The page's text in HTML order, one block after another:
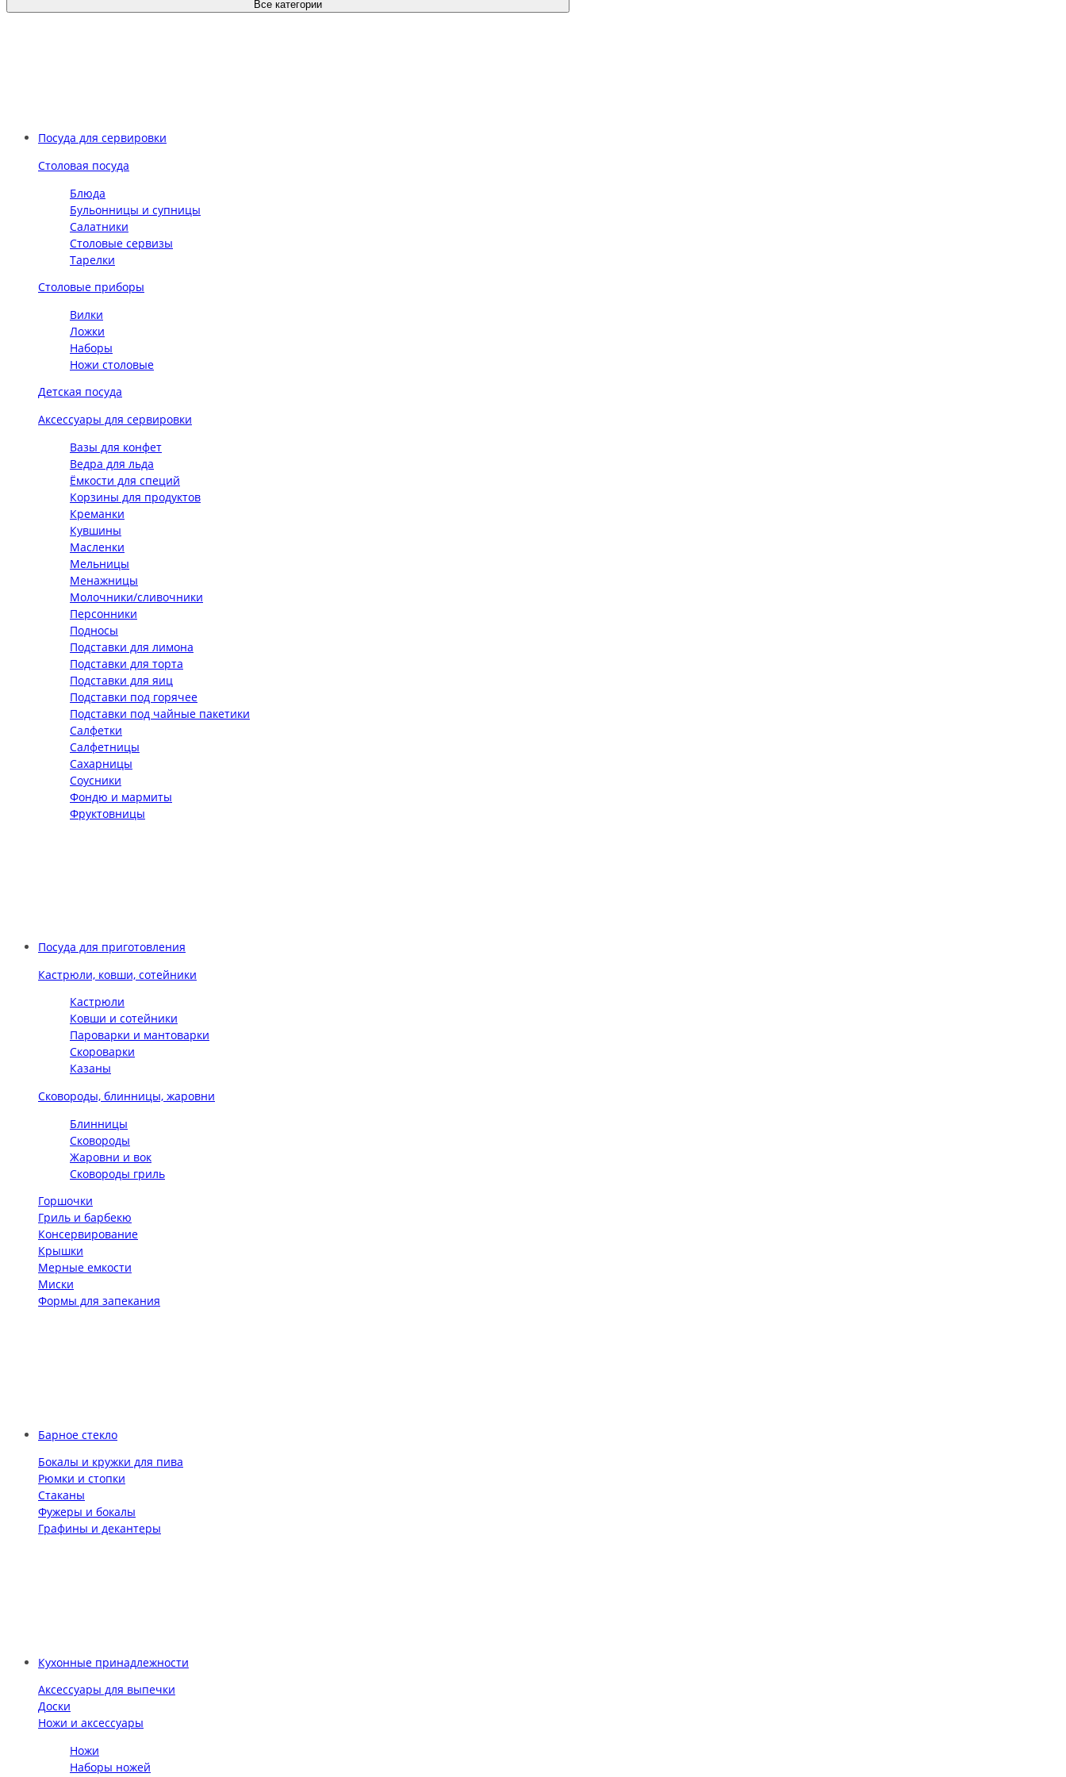
Все категории
Посуда для сервировки
Столовая посуда
Блюда
Бульонницы и супницы
Салатники
Столовые сервизы
Тарелки
Столовые приборы
Вилки
Ложки
Наборы
Ножи столовые
Детская посуда
Аксессуары для сервировки
Вазы для конфет
Ведра для льда
Ёмкости для специй
Корзины для продуктов
Креманки
Кувшины
Масленки
Мельницы
Менажницы
Молочники/сливочники
Персонники
Подносы
Подставки для лимона
Подставки для торта
Подставки для яиц
Подставки под горячее
Подставки под чайные пакетики
Салфетки
Салфетницы
Сахарницы
Соусники
Фондю и мармиты
Фруктовницы
Посуда для приготовления
Кастрюли, ковши, сотейники
Кастрюли
Ковши и сотейники
Пароварки и мантоварки
Скороварки
Казаны
Сковороды, блинницы, жаровни
Блинницы
Сковороды
Жаровни и вок
Сковороды гриль
Горшочки
Гриль и барбекю
Консервирование
Крышки
Мерные емкости
Миски
Формы для запекания
Барное стекло
Бокалы и кружки для пива
Рюмки и стопки
Стаканы
Фужеры и бокалы
Графины и декантеры
Кухонные принадлежности
Аксессуары для выпечки
Доски
Ножи и аксессуары
Ножи
Наборы ножей